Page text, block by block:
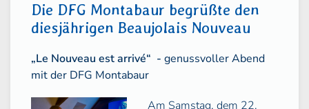
Die DFG Montabaur begrüßte den
diesjährigen Beaujolais Nouveau
„Le Nouveau est arrivé“ - genussvoller Abend
mit der DFG Montabaur
Am Samstag, dem 22.